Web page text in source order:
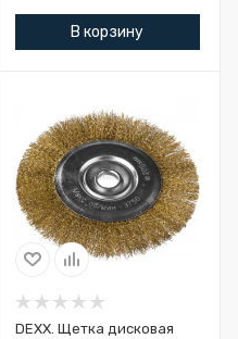
В корзину
DEXX. Щетка дисковая